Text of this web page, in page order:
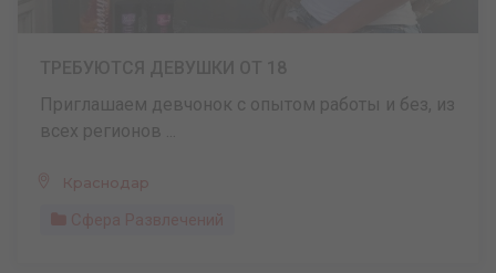
Приглашаем девчонок с опытом работы и без, из
всех регионов ...
Краснодар
Сфера Развлечений